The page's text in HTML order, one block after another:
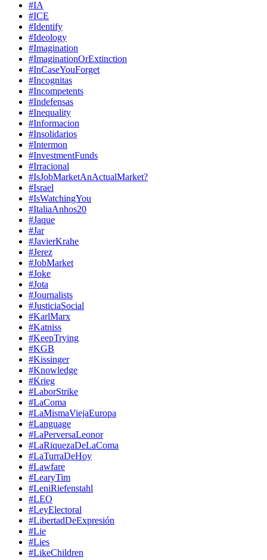
#IA
#ICE
#Identify
#Ideology
#Imagination
#ImaginationOrExtinction
#InCaseYouForget
#Incognitas
#Incompetents
#Indefensas
#Inequality
#Informacion
#Insolidarios
#Intermon
#InvestmentFunds
#Irracional
#IsJobMarketAnActualMarket?
#Israel
#IsWatchingYou
#ItaliaAnhos20
#Jaque
#Jar
#JavierKrahe
#Jerez
#JobMarket
#Joke
#Jota
#Journalists
#JusticiaSocial
#KarlMarx
#Katniss
#KeepTrying
#KGB
#Kissinger
#Knowledge
#Krieg
#LaborStrike
#LaComa
#LaMismaViejaEuropa
#Language
#LaPerversaLeonor
#LaRiquezaDeLaComa
#LaTurraDeHoy
#Lawfare
#LearyTim
#LeniRiefenstahl
#LEO
#LeyElectoral
#LibertadDeExpresión
#Lie
#Lies
#LikeChildren